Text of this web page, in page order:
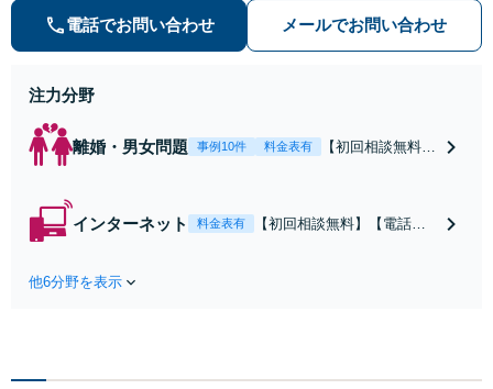
トラブル・刑事事件を中心に「個
人」の方からのご相談・ご依頼を幅
電話でお問い合わせ メールでお問い合わせ
注力分野
離婚・男女問題 事例10件 料金表有
【初回相談無料】
【池袋・東池袋2
インターネット 料金表有
【初回相談無料】【電話相
応します！即日対応可能。
他6分野を表示